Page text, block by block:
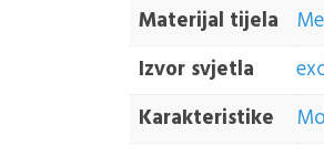
Materijal tijela
Izvor svjetla
Karakteristike